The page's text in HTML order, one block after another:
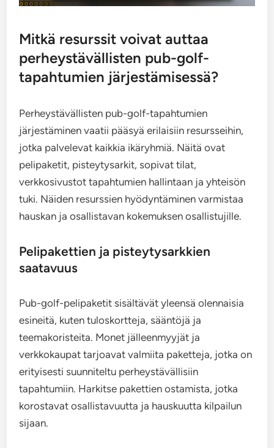
Mitkä resurssit voivat auttaa
perheystävällisten pub-golf-
tapahtumien järjestämisessä?
Perheystävällisten pub-golf-tapahtumien
järjestäminen vaatii pääsyä erilaisiin resursseihin,
jotka palvelevat kaikkia ikäryhmiä. Näitä ovat
pelipaketit, pisteytysarkit, sopivat tilat,
verkkosivustot tapahtumien hallintaan ja yhteisön
tuki. Näiden resurssien hyödyntäminen varmistaa
hauskan ja osallistavan kokemuksen osallistujille.
Pelipakettien ja pisteytysarkkien
saatavuus
Pub-golf-pelipaketit sisältävät yleensä olennaisia ​​
esineitä, kuten tuloskortteja, sääntöjä ja
teemakoristeita. Monet jälleenmyyjät ja
verkkokaupat tarjoavat valmiita paketteja, jotka on
erityisesti suunniteltu perheystävällisiin
tapahtumiin. Harkitse pakettien ostamista, jotka
korostavat osallistavuutta ja hauskuutta kilpailun
sijaan.